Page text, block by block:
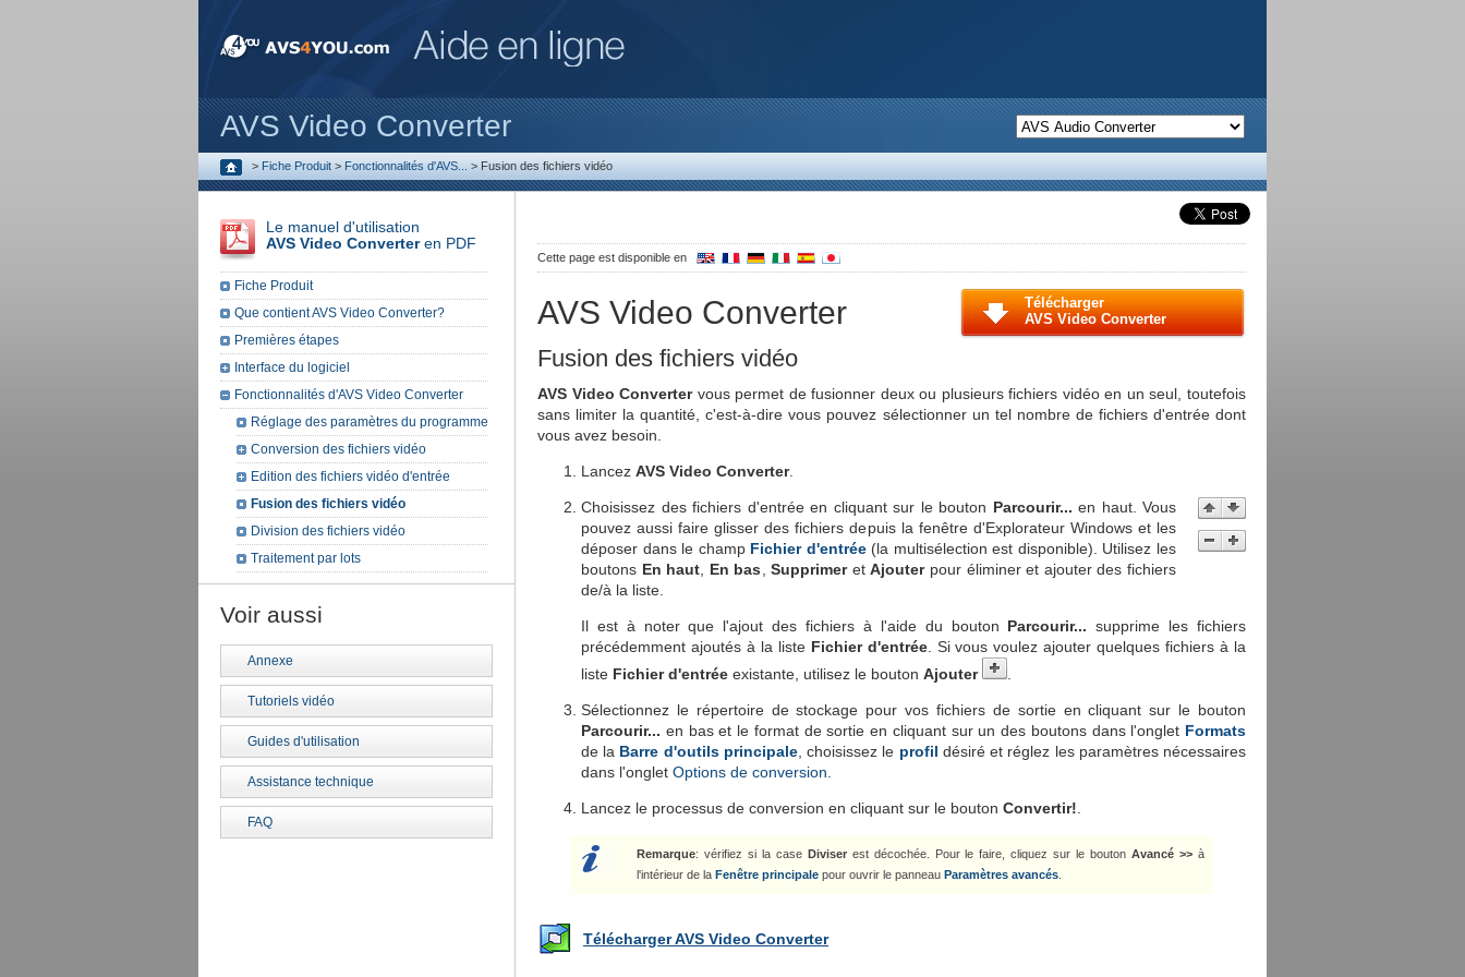
AVS Video Converter
> Fiche Produit > Fonctionnalités d'AVS... > Fusion des fichiers vidéo
Cette page est disponible en
AVS Video Converter
Télécharger
AVS Video Converter
Fusion des fichiers vidéo
AVS Video Convertervous permet de fusionner deux ou plusieurs fichiers vidéo en un seul, toutefois
sans limiter la quantité, c'est-à-dire vous pouvez sélectionner un tel nombre de fichiers d'entrée dont
vous avez besoin.
Lancez AVS Video Converter.
Choisissez des fichiers d'entrée en cliquant sur le bouton Parcourir... en haut. Vous
pouvez aussi faire glisser des fichiers depuis la fenêtre d'Explorateur Windows et les
déposer dans le champ Fichier d'entrée(la multisélection est disponible). Utilisez les
boutons En haut En bas ,SupprimeretAjouterpour éliminer et ajouter des fichiers
de/à la liste.
Il est à noter que l'ajout des fichiers à l'aide du bouton Parcourir... supprime les fichiers
précédemment ajoutés à la liste Fichier d'entrée. Si vous voulez ajouter quelques fichiers à la
liste Fichier d'entrée existante, utilisez le bouton Ajouter
Sélectionnez le répertoire de stockage pour vos fichiers de sortie en cliquant sur le bouton
Parcourir... en bas et le format de sortie en cliquant sur un des boutons dans l'onglet Formats
de la Barre d'outils principale, choisissez le profil désiré et réglez les paramètres nécessaires
dans l'onglet Options de conversion
Lancez le processus de conversion en cliquant sur le bouton Convertir!
Remarque: vérifiez si la case Diviserest décochée. Pour le faire, cliquez sur le boutonAvancé >> à
l'intérieur de la Fenêtre principale pour ouvrir le panneau Paramètres avancés
Télécharger AVS Video Converter
Le manuel d'utilisation
AVS Video Converteren PDF
Fiche Produit
Que contient AVS Video Converter?
Premières étapes
Interface du logiciel
Fonctionnalités d'AVS Video Converter
Réglage des paramètres du programme
Conversion des fichiers vidéo
Edition des fichiers vidéo d'entrée
Fusion des fichiers vidéo
Division des fichiers vidéo
Traitement par lots
Voir aussi
Annexe
Tutoriels vidéo
Guides d'utilisation
Assistance technique
FAQ